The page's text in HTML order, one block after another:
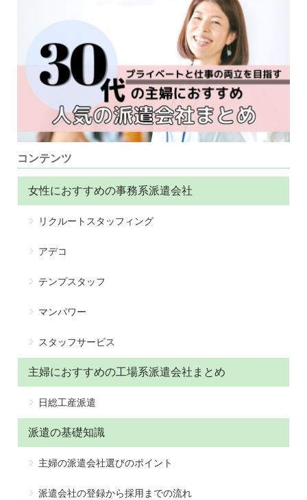
コンテンツ
女性におすすめの事務系派遣会社
リクルートスタッフィング
アデコ
テンプスタッフ
マンパワー
スタッフサービス
主婦におすすめの工場系派遣会社まとめ
日総工産派遣
派遣の基礎知識
主婦の派遣会社選びのポイント
派遣会社の登録から採用までの流れ